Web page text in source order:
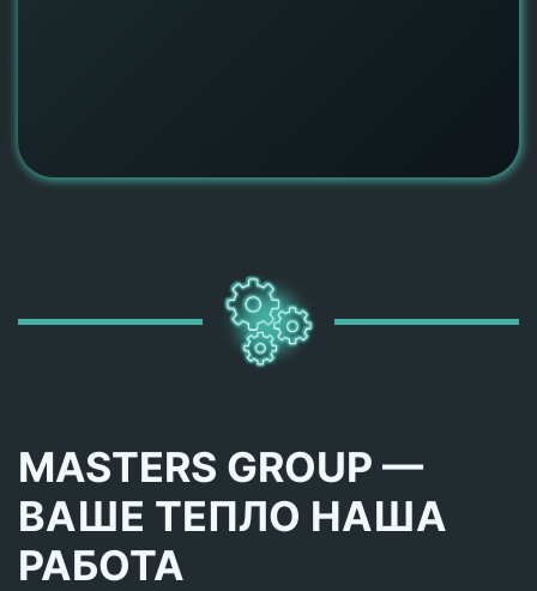
MASTERS GROUP —
ВАШЕ ТЕПЛО НАША
РАБОТА